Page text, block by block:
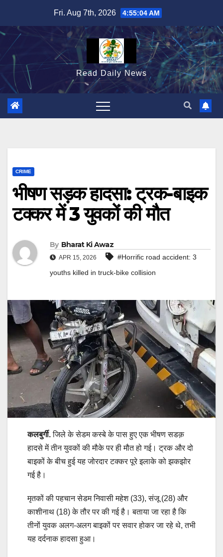
content
Fri. Aug 7th, 2026 4:55:06 AM
Read Daily News
CRIME
भीषण सड़क हादसा: ट्रक-बाइक
टक्कर में 3 युवकों की मौत
By Bharat Ki Awaz
APR 15, 2026
#Horrific road accident: 3
youths killed in truck-bike collision
कलबुर्गी.जिले के सेडम कस्बे के पास हुए एक भीषण सडक़
हादसे में तीन युवकों की मौके पर ही मौत हो गई। ट्रक और दो
बाइकों के बीच हुई यह जोरदार टक्कर पूरे इलाके को झकझोर
गई है।
मृतकों की पहचान सेडम निवासी महेश (33), संजू (28) और
काशीनाथ (18) के तौर पर की गई है। बताया जा रहा है कि
तीनों युवक अलग-अलग बाइकों पर सवार होकर जा रहे थे, तभी
यह दर्दनाक हादसा हुआ।